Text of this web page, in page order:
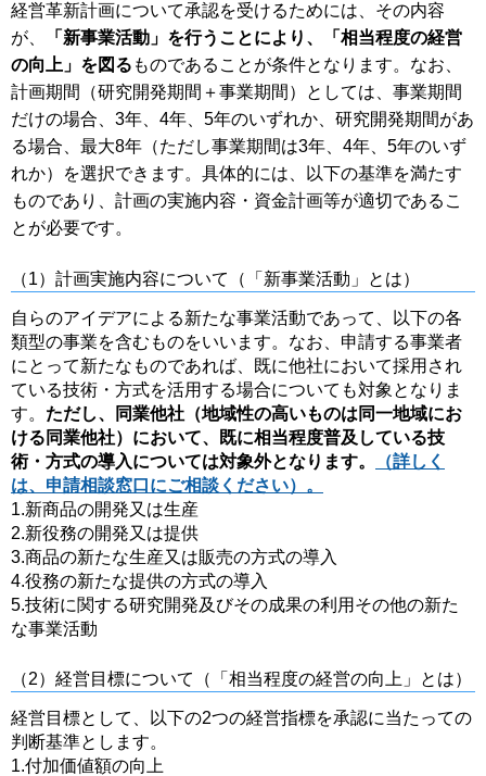
経営革新計画について承認を受けるためには、その内容
が、
「新事業活動」を行うことにより、「相当程度の経営
の向上」を図る ものであることが条件となります。なお、
計画期間（研究開発期間＋事業期間）としては、事業期間
だけの場合、3年、4年、5年のいずれか、研究開発期間があ
る場合、最大8年（ただし事業期間は3年、4年、5年のいず
れか）を選択できます。具体的には、以下の基準を満たす
ものであり、計画の実施内容・資金計画等が適切であるこ
とが必要です。
（1）計画実施内容について（「新事業活動」とは）
自らのアイデアによる新たな事業活動であって、以下の各
類型の事業を含むものをいいます。なお、申請する事業者
にとって新たなものであれば、既に他社において採用され
ている技術・方式を活用する場合についても対象となりま
す。 ただし、同業他社（地域性の高いものは同一地域にお
ける同業他社）において、既に相当程度普及している技
術・方式の導入については対象外となります。
（詳しく
は、申請相談窓口にご相談ください）。
1.新商品の開発又は生産
2.新役務の開発又は提供
3.商品の新たな生産又は販売の方式の導入
4.役務の新たな提供の方式の導入
5.技術に関する研究開発及びその成果の利用その他の新た
な事業活動
（2）経営目標について（「相当程度の経営の向上」とは）
経営目標として、以下の2つの経営指標を承認に当たっての
判断基準とします。
1.付加価値額の向上